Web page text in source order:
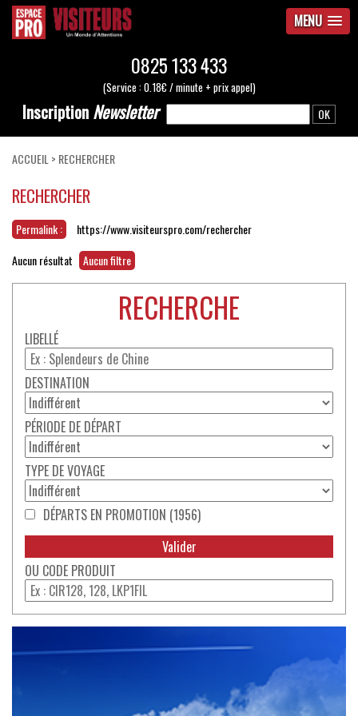
MENU
0825 133 433
(Service : 0.18€ / minute + prix appel)
InscriptionNewsletter
ACCUEIL > RECHERCHER
RECHERCHER
Permalink :
https://www.visiteurspro.com/rechercher
Aucun résultat
Aucun filtre
RECHERCHE
LIBELLÉ
DESTINATION
PÉRIODE DE DÉPART
TYPE DE VOYAGE
DÉPARTS EN PROMOTION (1956)
CODE PRODUIT